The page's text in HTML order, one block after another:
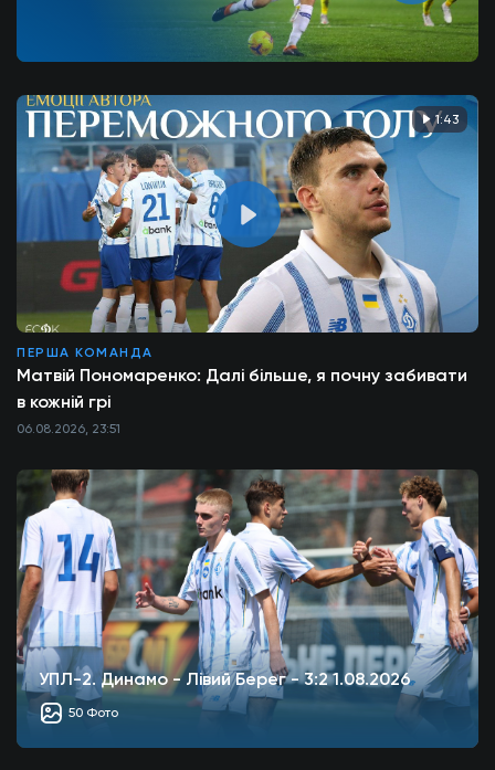
1:43
ПЕРША КОМАНДА
Матвій Пономаренко: Далі більше, я почну забивати
в кожній грі
06.08.2026, 23:51
УПЛ-2. Динамо - Лівий Берег - 3:2 1.08.2026
50 Фото